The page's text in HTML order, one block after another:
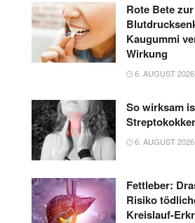
Rote Bete zur
Kaugummi
Wirkung
6. AUGUST 2026
So wirksam
6. AUGUST 2026
Fettleber:
Risiko
Kreislauf-